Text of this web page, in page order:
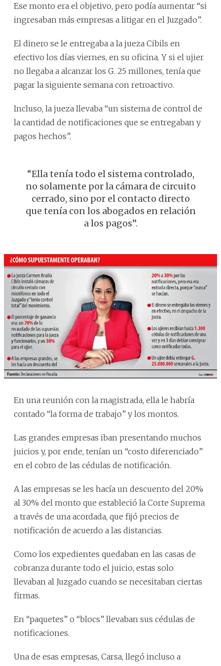
Ese monto era el objetivo, pero podía aumentar “si
ingresaban más empresas a litigar en el Juzgado”.
El dinero se le entregaba a la jueza Cibils en
efectivo los días viernes, en su oficina. Y si el ujier
no llegaba a alcanzar los G. 25 millones, tenía que
pagar la siguiente semana con retroactivo.
Incluso, la jueza llevaba “un sistema de control de
la cantidad de notificaciones que se entregaban y
pagos hechos”.
“Ella tenía todo el sistema controlado,
no solamente por la cámara de circuito
cerrado, sino por el contacto directo
que tenía con los abogados en relación
a los pagos”.
En una reunión con la magistrada, ella le habría
contado “la forma de trabajo” y los montos.
Las grandes empresas iban presentando muchos
juicios y, por ende, tenían un “costo diferenciado”
en el cobro de las cédulas de notificación.
A las empresas se les hacía un descuento del 20%
al 30% del monto que estableció la Corte Suprema
a través de una acordada, que fijó precios de
notificación de acuerdo a las distancias.
Como los expedientes quedaban en las casas de
cobranza durante todo el juicio, estas solo
llevaban al Juzgado cuando se necesitaban ciertas
firmas.
En “paquetes” o “blocs” llevaban sus cédulas de
notificaciones.
Una de esas empresas, Carsa, llegó incluso a